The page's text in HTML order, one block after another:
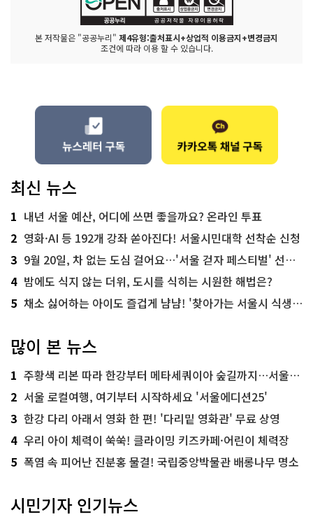
본 저작물은 "공공누리" 제4유형:출처표시+상업적 이용금지+변경금지
조건에 따라 이용 할 수 있습니다.
최신 뉴스
1 내년 서울 예산, 어디에 쓰면 좋을까요? 온라인 투표
2 영화·AI 등 192개 강좌 쏟아진다! 서울시민대학 선착순 신청
3 9월 20일, 차 없는 도심 걸어요…'서울 걷자 페스티벌' 선착순 5천명
4 밤에도 식지 않는 더위, 도시를 식히는 시원한 해법은?
5 채소 싫어하는 아이도 즐겁게 냠냠! '찾아가는 서울시 식생활 교육' 현장
많이 본 뉴스
1 주황색 리본 따라 한강부터 메타세쿼이아 숲길까지…서울둘레길 15코스
2 서울 로컬여행, 여기부터 시작하세요 '서울에디션25'
3 한강 다리 아래서 영화 한 편! '다리밑 영화관' 무료 상영
4 우리 아이 체력이 쑥쑥! 클라이밍 키즈카페·어린이 체력장
5 폭염 속 피어난 진분홍 물결! 국립중앙박물관 배롱나무 명소
시민기자 인기뉴스